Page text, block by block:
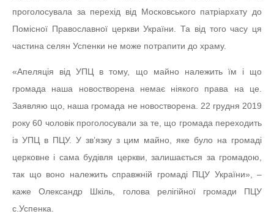
проголосувала за перехід від Московського патріархату до
Помісної Православної церкви України. Та від того часу ця
частина селян Успенки не може потрапити до храму.
«Апеляція від УПЦ в тому, що майно належить їм і що
громада наша новостворена немає ніякого права на це.
Заявляю що, наша громада не новостворена. 22 грудня 2019
року 60 чоловік проголосували за те, що громада переходить
із УПЦ в ПЦУ. У зв’язку з цим майно, яке було на громаді
церковне і сама будівля церкви, залишається за громадою,
так що воно належить справжній громаді ПЦУ України», –
каже Олександр Шкіль, голова релігійної громади ПЦУ
с.Успенка.